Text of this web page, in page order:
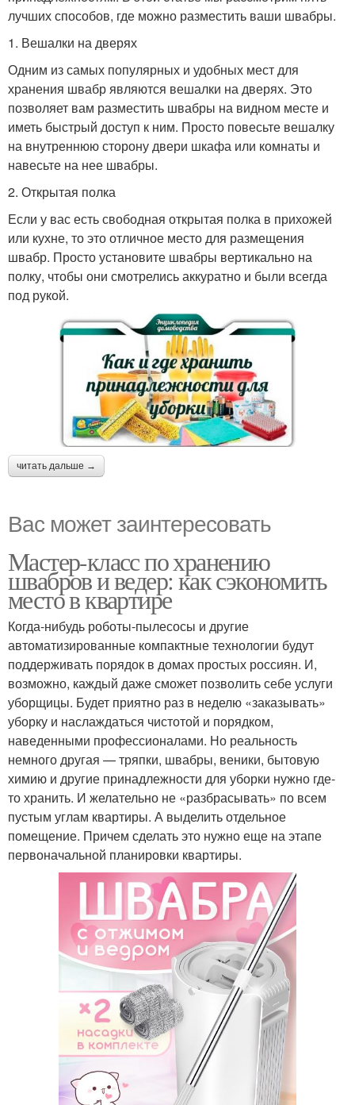
лучших способов, где можно разместить ваши швабры.
1. Вешалки на дверях
Одним из самых популярных и удобных мест для
хранения швабр являются вешалки на дверях. Это
позволяет вам разместить швабры на видном месте и
иметь быстрый доступ к ним. Просто повесьте вешалку
на внутреннюю сторону двери шкафа или комнаты и
навесьте на нее швабры.
2. Открытая полка
Если у вас есть свободная открытая полка в прихожей
или кухне, то это отличное место для размещения
швабр. Просто установите швабры вертикально на
полку, чтобы они смотрелись аккуратно и были всегда
под рукой.
читать дальше →
Вас может заинтересовать
Мастер-класс по хранению
швабров и ведер: как сэкономить
место в квартире
Когда-нибудь роботы-пылесосы и другие
автоматизированные компактные технологии будут
поддерживать порядок в домах простых россиян. И,
возможно, каждый даже сможет позволить себе услуги
уборщицы. Будет приятно раз в неделю «заказывать»
уборку и наслаждаться чистотой и порядком,
наведенными профессионалами. Но реальность
немного другая — тряпки, швабры, веники, бытовую
химию и другие принадлежности для уборки нужно где-
то хранить. И желательно не «разбрасывать» по всем
пустым углам квартиры. А выделить отдельное
помещение. Причем сделать это нужно еще на этапе
первоначальной планировки квартиры.